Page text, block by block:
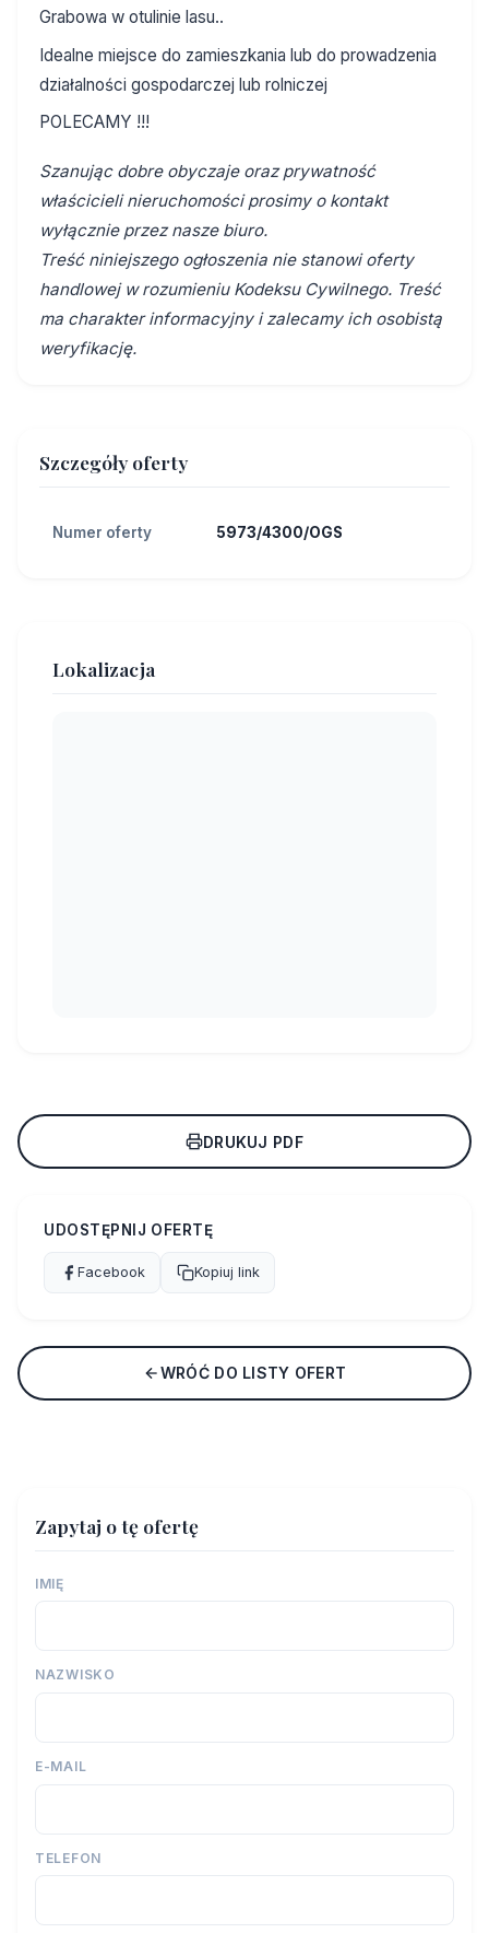
Grabowa w otulinie lasu..
Idealne miejsce do zamieszkania lub do prowadzenia
działalności gospodarczej lub rolniczej
POLECAMY !!!
Szanując dobre obyczaje oraz prywatność
właścicieli nieruchomości prosimy o kontakt
wyłącznie przez nasze biuro.
Treść niniejszego ogłoszenia nie stanowi oferty
handlowej w rozumieniu Kodeksu Cywilnego. Treść
ma charakter informacyjny i zalecamy ich osobistą
weryfikację.
Szczegóły oferty
Numer oferty 5973/4300/OGS
Lokalizacja
DRUKUJ PDF
UDOSTĘPNIJ OFERTĘ
Facebook Kopiuj link
WRÓĆ DO LISTY OFERT
Zapytaj o tę ofertę
IMIĘ
NAZWISKO
E-MAIL
TELEFON